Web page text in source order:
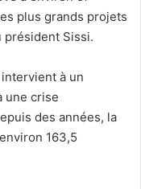
plus grands projets
président Sissi.
à un
une crise
des années, la
163,5